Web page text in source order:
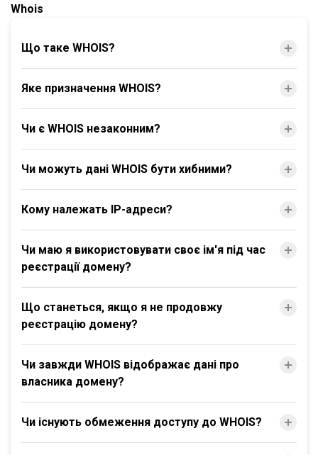
Whois
Що таке WHOIS?
Яке призначення WHOIS?
Чи є WHOIS незаконним?
Чи можуть дані WHOIS бути хибними?
Кому належать IP-адреси?
Чи маю я використовувати своє ім'я під час
реєстрації домену?
Що станеться, якщо я не продовжу
реєстрацію домену?
Чи завжди WHOIS відображає дані про
власника домену?
Чи існують обмеження доступу до WHOIS?